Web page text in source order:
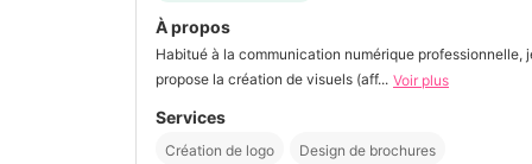
À propos
Habitué à la communication numérique professionnelle,
propose la création de visuels (aff... Voir plus
Services
Création de logo Design de brochures